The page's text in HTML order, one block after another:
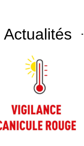
Actualités